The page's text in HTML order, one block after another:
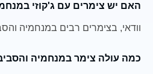
האם יש צימרים עם ג'קוזי
וודאי, בצימרים רבים במנחמיה
כמה עולה צימר במנחמיה